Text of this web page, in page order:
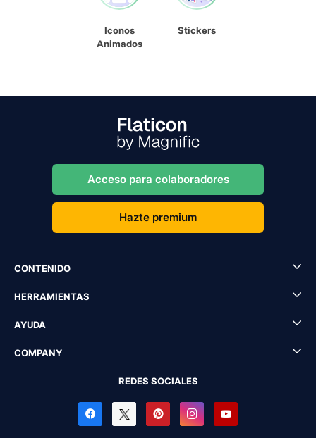
Iconos
Animados
Stickers
Acceso para colaboradores
Hazte premium
CONTENIDO
HERRAMIENTAS
AYUDA
COMPANY
REDES SOCIALES